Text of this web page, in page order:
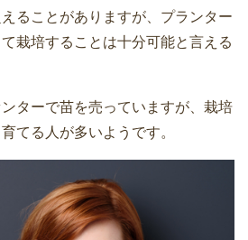
ることがありますが、プランター
栽培することは十分可能と言える
ターで苗を売っていますが、栽培
てる人が多いようです。